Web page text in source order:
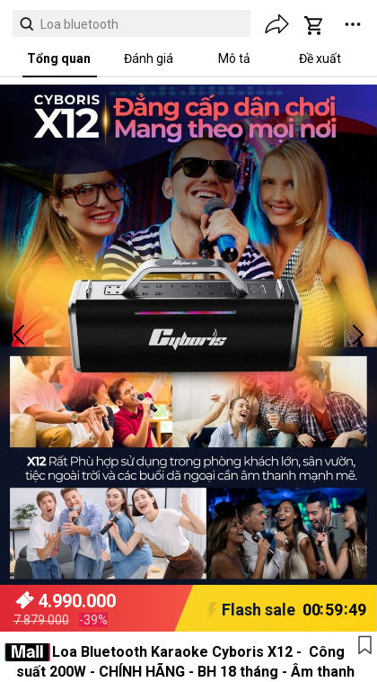
Loa bluetooth
Tổng quan Đánh giá Mô tả Đề xuất
-39%
7.879.000
4.990.000
EXTRA Shipping
Voucher
Flash sale 00 59 47
: :
Loa Bluetooth Karaoke Cyboris X12 - Công
suất 200W - CHÍNH HÃNG - BH 18 tháng - Âm thanh